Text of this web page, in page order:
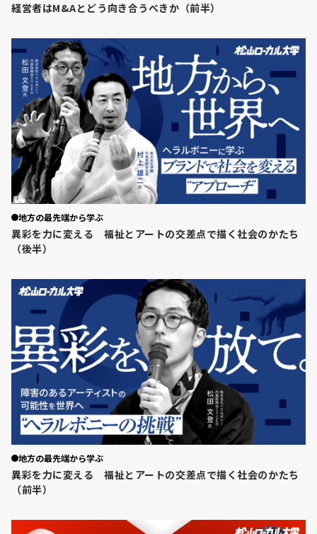
経営者はM&Aとどう向き合うべきか（前半）
地方の最先端から学ぶ
異彩を力に変える 福祉とアートの交差点で描く社会のかたち
（後半）
地方の最先端から学ぶ
異彩を力に変える 福祉とアートの交差点で描く社会のかたち
（前半）